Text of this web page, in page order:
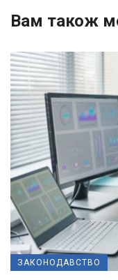
Вам також
ЗАКОНОДАВСТВО